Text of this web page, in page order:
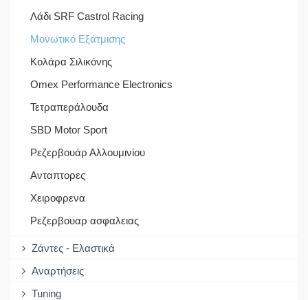
Λάδι SRF Castrol Racing
Μονωτικό Εξάτμισης
Κολάρα Σιλικόνης
Omex Performance Electronics
Τετραπεράλουδα
SBD Motor Sport
Ρεζερβουάρ Αλλουμινίου
Ανταπτορες
Χειροφρενα
Ρεζερβουαρ ασφαλειας
Ζάντες - Ελαστικά
Αναρτήσεις
Tuning